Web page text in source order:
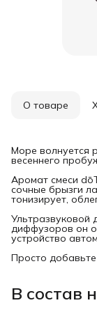
О товаре
Море волнуется
весеннего
Аромат смеси
сочные брызги
тонизирует,
Ультразвуковой
диффузоров он
устройство
Просто
В состав